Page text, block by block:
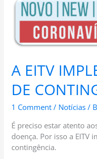
A EITV
DE
1 Comment / Notícias /
É preciso estar atento
doença. Por isso a EITV
contingência.
EITV
IMPLEMENTA
DE